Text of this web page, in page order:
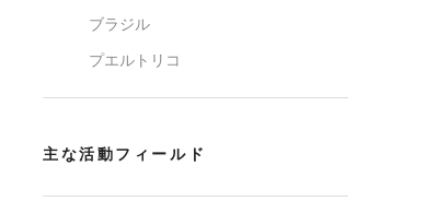
ブラジル
プエルトリコ
主な活動フィールド